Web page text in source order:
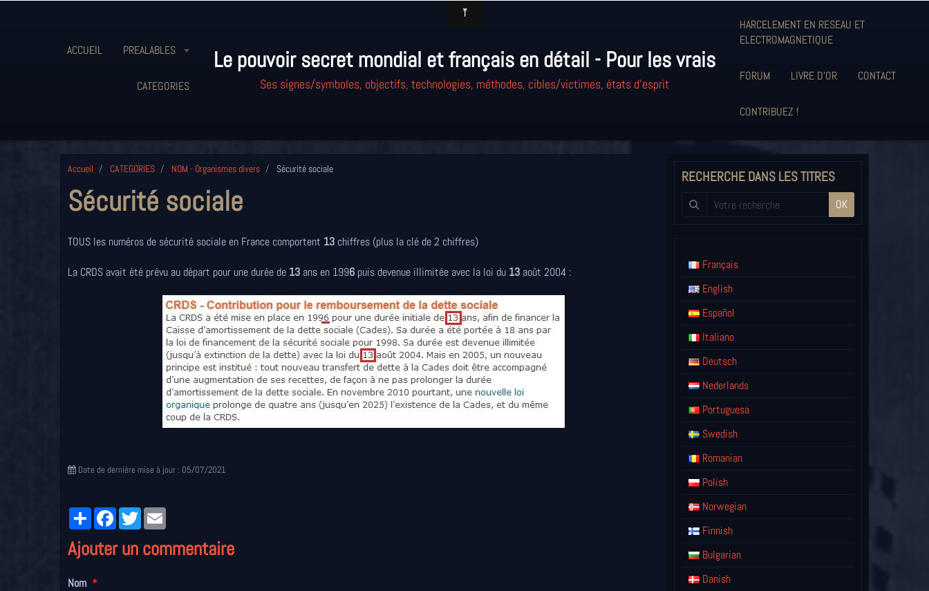
ACCUEIL PREALABLES
CATEGORIES
Le pouvoir secret mondial et français en détail - Pour les vrais
Ses signes/symboles, objectifs, technologies, méthodes, cibles/victimes, états d'esprit
HARCELEMENT EN RESEAU ET
ELECTROMAGNETIQUE
FORUM LIVRE D'OR CONTACT
CONTRIBUEZ !
Accueil CATEGORIES NOM - Organismes divers Sécurité sociale
Sécurité sociale
TOUS les numéros de sécurité sociale en France comportent 13 chiffres (plus la clé de 2 chiffres)
La CRDS avait été prévu au départ pour une durée de 13 ans en 1996 puis devenue illimitée avec la loi du 13 août 2004 :
Date de dernière mise à jour : 05/07/2021
PartagerFacebookTwitter
Ajouter un commentaire
Nom
RECHERCHE DANS LES TITRES
OK
Français
English
Español
Italiano
Deutsch
Nederlands
Portuguesa
Swedish
Romanian
Polish
Norwegian
Finnish
Bulgarian
Danish